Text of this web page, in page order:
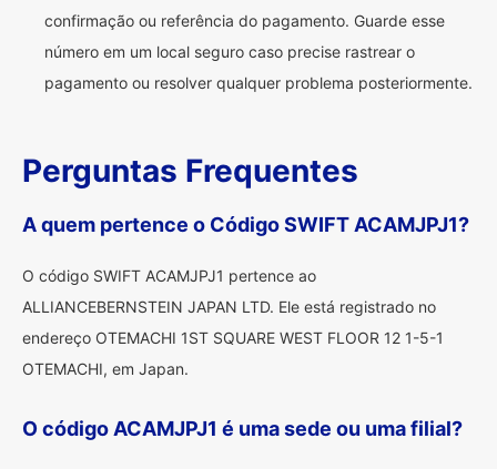
confirmação ou referência do pagamento. Guarde esse
número em um local seguro caso precise rastrear o
pagamento ou resolver qualquer problema posteriormente.
Perguntas Frequentes
A quem pertence o Código SWIFT ACAMJPJ1?
O código SWIFT ACAMJPJ1 pertence ao
ALLIANCEBERNSTEIN JAPAN LTD. Ele está registrado no
endereço OTEMACHI 1ST SQUARE WEST FLOOR 12 1-5-1
OTEMACHI, em Japan.
O código ACAMJPJ1 é uma sede ou uma filial?